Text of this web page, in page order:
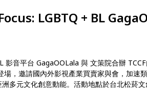
LGBTQ + BL
影音平台 GagaOOLala 與 文策院合辦
場，邀請國內外影視產業買賣家與會，加速
多元文化創意動能。活動地點於台北松菸